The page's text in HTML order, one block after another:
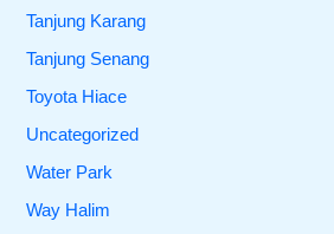
Tanjung Karang
Tanjung Senang
Toyota Hiace
Uncategorized
Water Park
Way Halim